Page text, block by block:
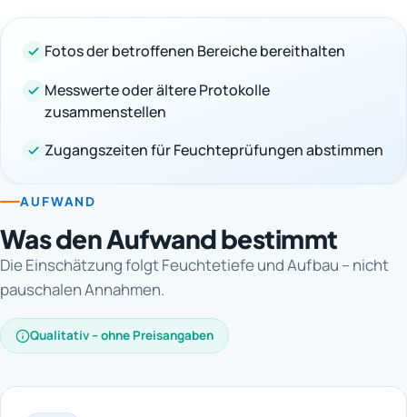
Fotos der betroffenen Bereiche bereithalten
Messwerte oder ältere Protokolle
zusammenstellen
Zugangszeiten für Feuchteprüfungen abstimmen
AUFWAND
Was den Aufwand bestimmt
Die Einschätzung folgt Feuchtetiefe und Aufbau – nicht
pauschalen Annahmen.
Qualitativ – ohne Preisangaben